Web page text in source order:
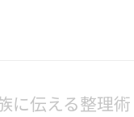
に伝える整理術